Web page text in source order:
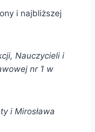
i najbliższej
Nauczycieli i
nr 1 w
i Mirosława